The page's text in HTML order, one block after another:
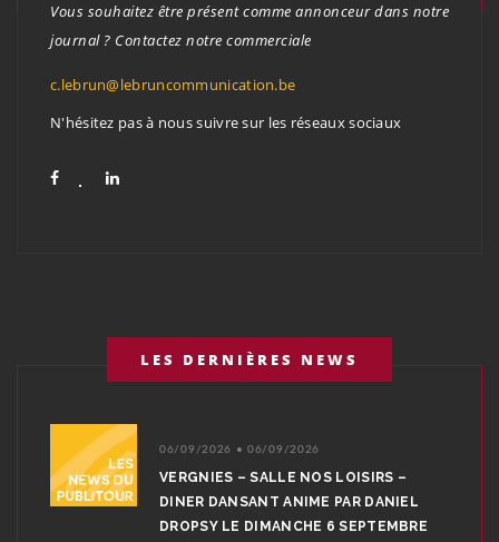
Vous souhaitez être présent comme annonceur dans notre
journal ? Contactez notre commerciale
c.lebrun@lebruncommunication.be
N'hésitez pas à nous suivre sur les réseaux sociaux
LES DERNIÈRES NEWS
06/09/2026 • 06/09/2026
VERGNIES – SALLE NOS LOISIRS –
DINER DANSANT ANIME PAR DANIEL
DROPSY LE DIMANCHE 6 SEPTEMBRE